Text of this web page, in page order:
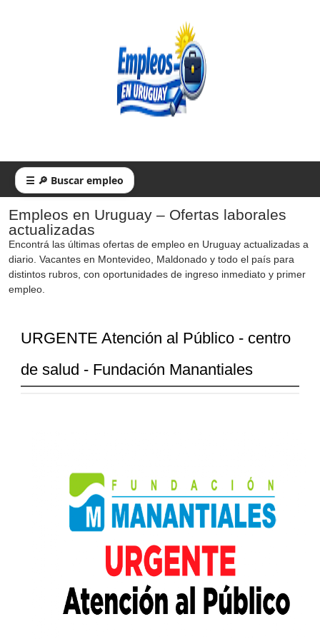
☰ 🔎 Buscar empleo
Empleos en Uruguay – Ofertas laborales
actualizadas
Encontrá las últimas ofertas de empleo en Uruguay actualizadas a
diario. Vacantes en Montevideo, Maldonado y todo el país para
distintos rubros, con oportunidades de ingreso inmediato y primer
empleo.
URGENTE Atención al Público - centro
de salud - Fundación Manantiales